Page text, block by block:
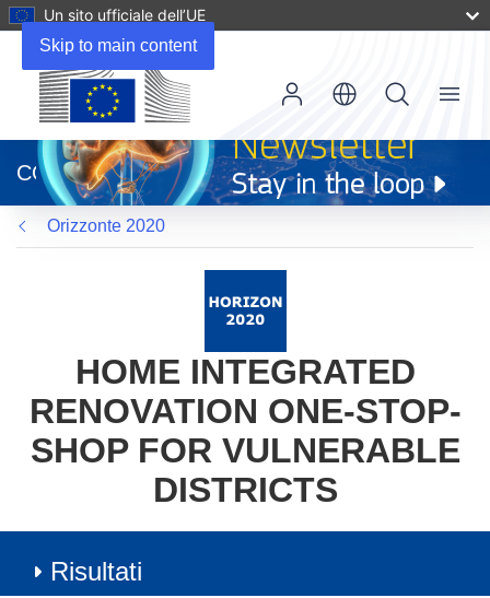
Skip to main content
Un sito ufficiale dell’UE
apre
in
una
nuova
finestra)
CORDIS
Menu
Orizzonte 2020
HOME INTEGRATED
RENOVATION ONE-STOP-
SHOP FOR VULNERABLE
DISTRICTS
Risultati